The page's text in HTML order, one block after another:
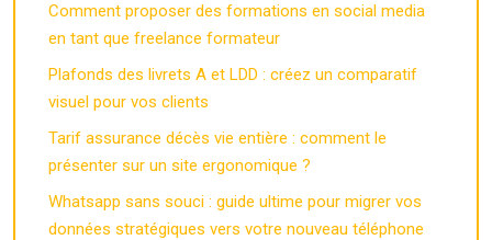
Comment proposer des formations en social media
en tant que freelance formateur
Plafonds des livrets A et LDD : créez un comparatif
visuel pour vos clients
Tarif assurance décès vie entière : comment le
présenter sur un site ergonomique ?
Whatsapp sans souci : guide ultime pour migrer vos
données stratégiques vers votre nouveau téléphone